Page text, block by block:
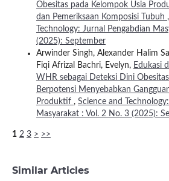
Obesitas pada Kelompok Usia
dan Pemeriksaan Komposisi Tubuh ,
Technology: Jurnal Pengabdian
(2025): September
Arwinder Singh, Alexander Halim
Fiqi Afrizal Bachri, Evelyn, Edukasi
WHR sebagai Deteksi Dini
Berpotensi Menyebabkan
Produktif , Science and
Masyarakat : Vol. 2 No. 3 (2025):
1 2 3 > >>
Similar Articles